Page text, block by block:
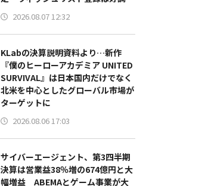
2026.08.07 12:32
KLabの決算説明資料より…新作
『僕のヒーローアカデミア UNITED
SURVIVAL』は日本国内だけでなく
北米を中心としたグローバル市場が
ターゲットに
2026.08.06 17:03
サイバーエージェント、第3四半期
決算は営業益38％増の674億円と大
幅増益 ABEMAとゲーム事業が大